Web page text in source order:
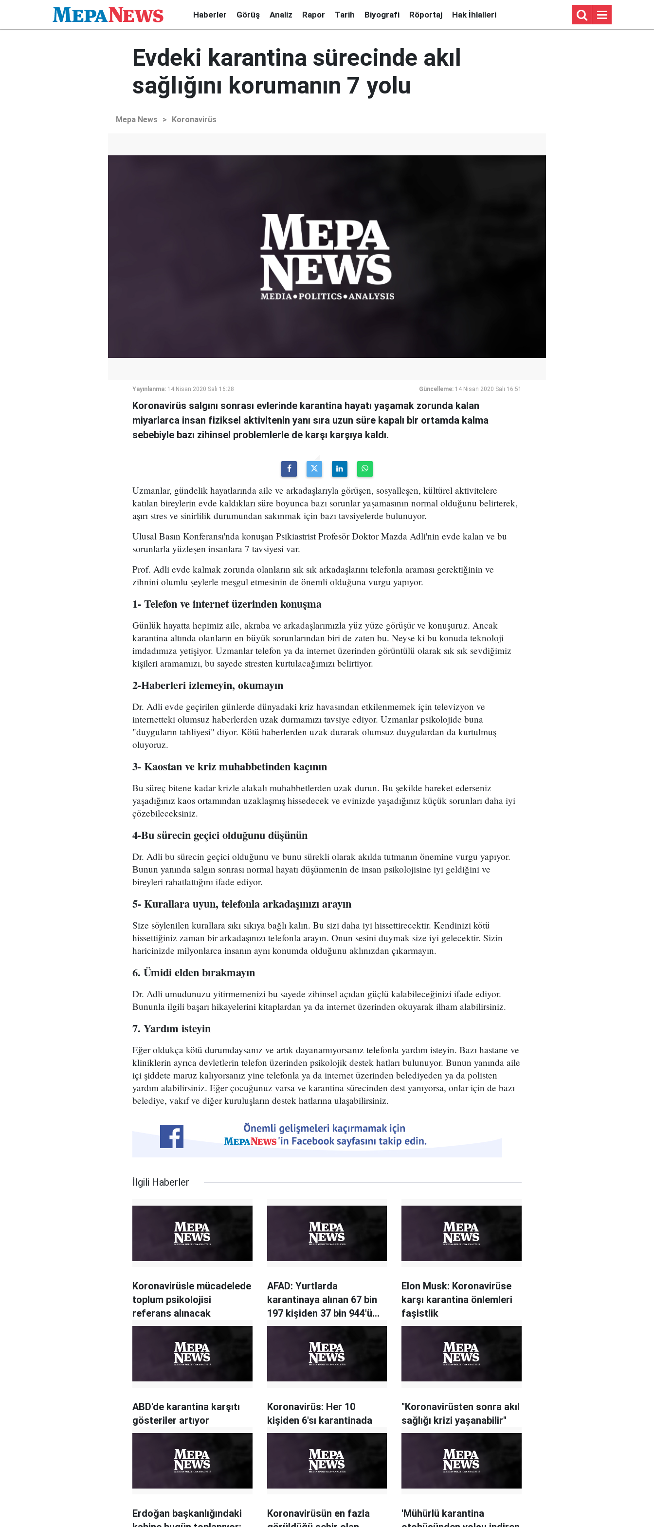
Haberler Görüş Analiz Rapor Tarih Biyografi Röportaj Hak İhlalleri
Evdeki karantina sürecinde akıl
sağlığını korumanın 7 yolu
Mepa News > Koronavirüs
Yayınlanma: 14 Nisan 2020 Salı 16:28 Güncelleme: 14 Nisan 2020 Salı 16:51
Koronavirüs salgını sonrası evlerinde karantina hayatı yaşamak zorunda kalan
miyarlarca insan fiziksel aktivitenin yanı sıra uzun süre kapalı bir ortamda kalma
sebebiyle bazı zihinsel problemlerle de karşı karşıya kaldı.
Uzmanlar, gündelik hayatlarında aile ve arkadaşlarıyla görüşen, sosyalleşen, kültürel aktivitelere
katılan bireylerin evde kaldıkları süre boyunca bazı sorunlar yaşamasının normal olduğunu belirterek,
aşırı stres ve sinirlilik durumundan sakınmak için bazı tavsiyelerde bulunuyor.
Ulusal Basın Konferansı'nda konuşan Psikiastrist Profesör Doktor Mazda Adli'nin evde kalan ve bu
sorunlarla yüzleşen insanlara 7 tavsiyesi var.
Prof. Adli evde kalmak zorunda olanların sık sık arkadaşlarını telefonla araması gerektiğinin ve
zihnini olumlu şeylerle meşgul etmesinin de önemli olduğuna vurgu yapıyor.
1- Telefon ve internet üzerinden konuşma
Günlük hayatta hepimiz aile, akraba ve arkadaşlarımızla yüz yüze görüşür ve konuşuruz. Ancak
karantina altında olanların en büyük sorunlarından biri de zaten bu. Neyse ki bu konuda teknoloji
imdadımıza yetişiyor. Uzmanlar telefon ya da internet üzerinden görüntülü olarak sık sık sevdiğimiz
kişileri aramamızı, bu sayede stresten kurtulacağımızı belirtiyor.
2-Haberleri izlemeyin, okumayın
Dr. Adli evde geçirilen günlerde dünyadaki kriz havasından etkilenmemek için televizyon ve
internetteki olumsuz haberlerden uzak durmamızı tavsiye ediyor. Uzmanlar psikolojide buna
"duyguların tahliyesi" diyor. Kötü haberlerden uzak durarak olumsuz duygulardan da kurtulmuş
oluyoruz.
3- Kaostan ve kriz muhabbetinden kaçının
Bu süreç bitene kadar krizle alakalı muhabbetlerden uzak durun. Bu şekilde hareket ederseniz
yaşadığınız kaos ortamından uzaklaşmış hissedecek ve evinizde yaşadığınız küçük sorunları daha iyi
çözebileceksiniz.
4-Bu sürecin geçici olduğunu düşünün
Dr. Adli bu sürecin geçici olduğunu ve bunu sürekli olarak akılda tutmanın önemine vurgu yapıyor.
Bunun yanında salgın sonrası normal hayatı düşünmenin de insan psikolojisine iyi geldiğini ve
bireyleri rahatlattığını ifade ediyor.
5- Kurallara uyun, telefonla arkadaşınızı arayın
Size söylenilen kurallara sıkı sıkıya bağlı kalın. Bu sizi daha iyi hissettirecektir. Kendinizi kötü
hissettiğiniz zaman bir arkadaşınızı telefonla arayın. Onun sesini duymak size iyi gelecektir. Sizin
haricinizde milyonlarca insanın aynı konumda olduğunu aklınızdan çıkarmayın.
6. Ümidi elden bırakmayın
Dr. Adli umudunuzu yitirmemenizi bu sayede zihinsel açıdan güçlü kalabileceğinizi ifade ediyor.
Bununla ilgili başarı hikayelerini kitaplardan ya da internet üzerinden okuyarak ilham alabilirsiniz.
7. Yardım isteyin
Eğer oldukça kötü durumdaysanız ve artık dayanamıyorsanız telefonla yardım isteyin. Bazı hastane ve
kliniklerin ayrıca devletlerin telefon üzerinden psikolojik destek hatları bulunuyor. Bunun yanında aile
içi şiddete maruz kalıyorsanız yine telefonla ya da internet üzerinden belediyeden ya da polisten
yardım alabilirsiniz. Eğer çocuğunuz varsa ve karantina sürecinden dest yanıyorsa, onlar için de bazı
belediye, vakıf ve diğer kuruluşların destek hatlarına ulaşabilirsiniz.
İlgili Haberler
Koronavirüsle mücadelede
toplum psikolojisi
referans alınacak
AFAD: Yurtlarda
karantinaya alınan 67 bin
197 kişiden 37 bin 944'ü
tahliye edildi
Elon Musk: Koronavirüse
karşı karantina önlemleri
faşistlik
ABD'de karantina karşıtı
gösteriler artıyor
Koronavirüs: Her 10
kişiden 6'sı karantinada
"Koronavirüsten sonra akıl
sağlığı krizi yaşanabilir"
Erdoğan başkanlığındaki
Koronavirüsün en fazla
'Mühürlü karantina